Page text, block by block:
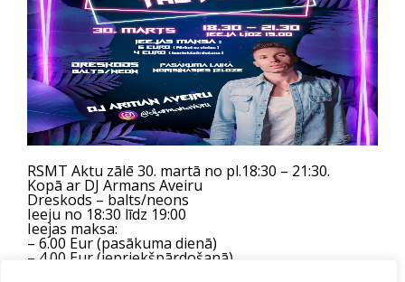
RSMT Aktu zālē 30. martā no pl.18:30 – 21:30.
Kopā ar DJ Armans Aveiru
Dreskods– balts/neons
Ieeju no 18:30 līdz 19:00
Ieejas maksa:
– 6.00 Eur (pasākuma dienā)
– 4.00 Eur (iepriekšpārdošanā)